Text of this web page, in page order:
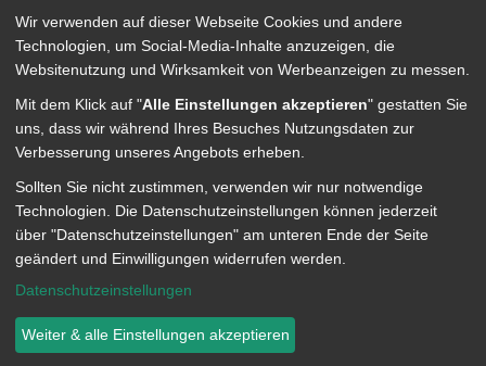
Datenschutz Datenschutz Einstellungen
© 2003 - 2026 pflegesuche
Wir verwenden auf dieser Webseite Cookies und andere
Technologien, um Social-Media-Inhalte anzuzeigen, die
Websitenutzung und Wirksamkeit von Werbeanzeigen zu messen.
Mit dem Klick auf "Alle Einstellungen akzeptieren" gestatten Sie
uns, dass wir während Ihres Besuches Nutzungsdaten zur
Verbesserung unseres Angebots erheben.
Sollten Sie nicht zustimmen, verwenden wir nur notwendige
Technologien.
Die Datenschutzeinstellungen können jederzeit
über "Datenschutzeinstellungen" am unteren Ende der Seite
geändert und Einwilligungen widerrufen werden.
Datenschutzeinstellungen
Weiter & alle Einstellungen akzeptieren